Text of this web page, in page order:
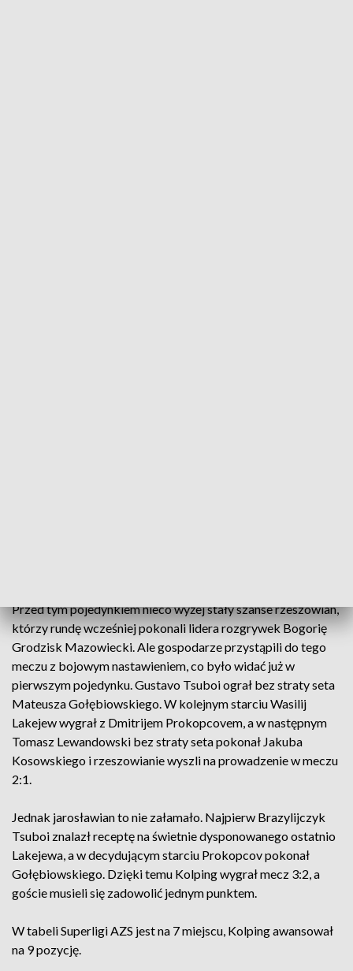
Przed tym pojedynkiem nieco wyżej stały szanse rzeszowian,
którzy rundę wcześniej pokonali lidera rozgrywek Bogorię
Grodzisk Mazowiecki. Ale gospodarze przystąpili do tego
meczu z bojowym nastawieniem, co było widać już w
pierwszym pojedynku. Gustavo Tsuboi ograł bez straty seta
Mateusza Gołębiowskiego. W kolejnym starciu Wasilij
Lakejew wygrał z Dmitrijem Prokopcovem, a w następnym
Tomasz Lewandowski bez straty seta pokonał Jakuba
Kosowskiego i rzeszowianie wyszli na prowadzenie w meczu
2:1.
Jednak jarosławian to nie załamało. Najpierw Brazylijczyk
Tsuboi znalazł receptę na świetnie dysponowanego ostatnio
Lakejewa, a w decydującym starciu Prokopcov pokonał
Gołębiowskiego. Dzięki temu Kolping wygrał mecz 3:2, a
goście musieli się zadowolić jednym punktem.
W tabeli Superligi AZS jest na 7 miejscu, Kolping awansował
na 9 pozycję.